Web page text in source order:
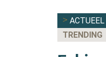
ACTUEEL
TRENDING